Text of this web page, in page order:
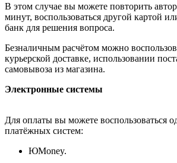
В этом случае вы можете повторить
минут, воспользоваться другой картой
банк для решения вопроса.
Безналичным расчётом можно
курьерской доставке, использовании
самовывоза из магазина.
Электронные системы
Для оплаты вы можете воспользоваться
платёжных систем:
ЮMoney.